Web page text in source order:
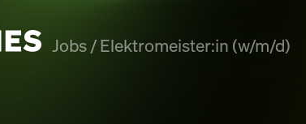
Jobs/Elektromeister:in (w/m/d)